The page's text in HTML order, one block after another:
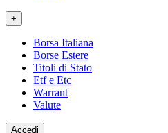
+
Borsa Italiana
Borse Estere
Titoli di Stato
Etf e Etc
Warrant
Valute
Accedi